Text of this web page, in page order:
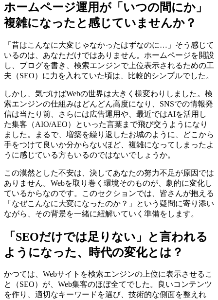
ホームページ運用が「いつの間にか」
複雑になったと感じていませんか？
「昔はこんなに大変じゃなかったはずなのに…」そう感じて
いるのは、あなただけではありません。ホームページを開設
し、ブログを書き、検索エンジンで上位表示されるための工
夫（SEO）に力を入れていた頃は、比較的シンプルでした。
しかし、気づけばWebの世界は大きく様変わりしました。検
索エンジンの仕組みはどんどん高度になり、SNSでの情報発
信は当たり前、さらには広告運用や、最近ではAIを活用し
た集客（AIO/AEO）といった言葉まで飛び交うようになり
ました。まるで、増築を繰り返したお城のように、どこから
手をつけて良いか分からないほど、複雑になってしまったよ
うに感じている方もいるのではないでしょうか。
この漠然とした不安は、決してあなたの努力不足が原因では
ありません。Webを取り巻く環境そのものが、劇的に変化し
ているからなのです。このセクションでは、皆さんが抱える
「なぜこんなに大変になったのか？」という疑問に寄り添い
ながら、その背景を一緒に紐解いていく準備をします。
「SEOだけでは足りない」と言われる
ようになった、時代の変化とは？
かつては、Webサイトを検索エンジンの上位に表示させるこ
と（SEO）が、Web集客のほぼ全てでした。良いコンテンツ
を作り、適切なキーワードを選び、技術的な側面を整えれ